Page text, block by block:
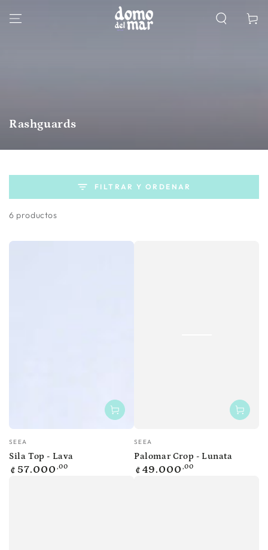
CONTENIDO
Carrito
Colección:
Rashguards
FILTRAR Y ORDENAR
6 productos
Vendedor:
SEEA
Sila Top - Lava
Precio
₡ 57.000 ,00
Vendedor:
SEEA
Palomar Crop - Lunata
Precio
₡ 49.000 ,00